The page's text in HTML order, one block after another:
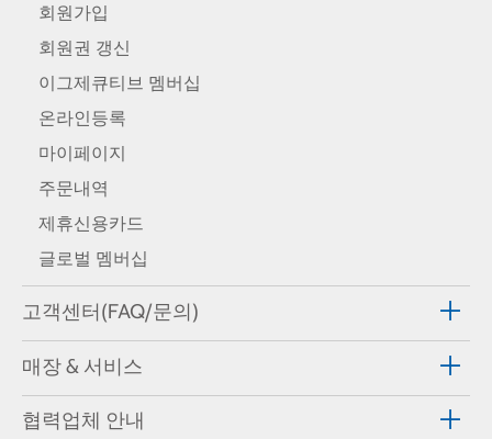
회원가입
회원권 갱신
이그제큐티브 멤버십
온라인등록
마이페이지
주문내역
제휴신용카드
글로벌 멤버십
고객센터(FAQ/문의)
매장 & 서비스
협력업체 안내